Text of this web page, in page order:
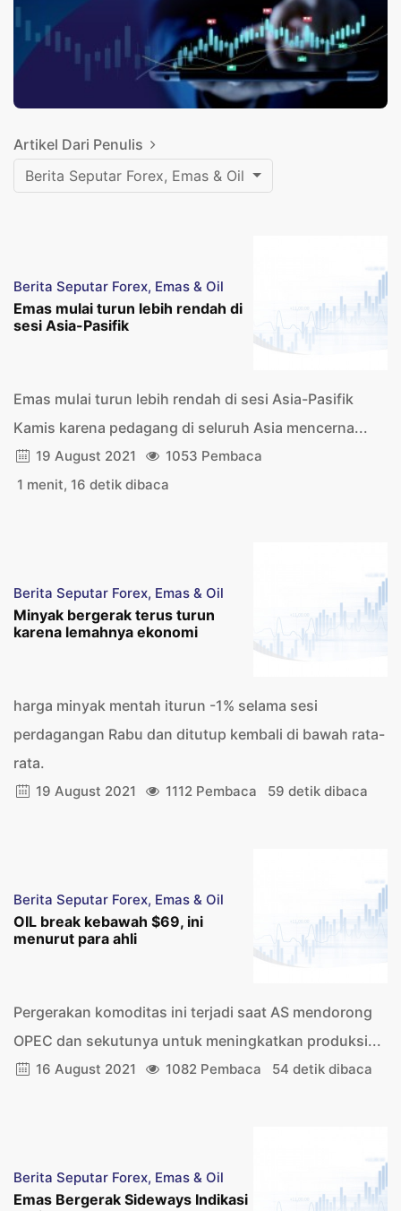
Artikel Dari Penulis
Berita Seputar Forex, Emas & Oil
Berita Seputar Forex, Emas & Oil
Emas mulai turun lebih rendah di
sesi Asia-Pasifik
Emas mulai turun lebih rendah di sesi Asia-Pasifik
Kamis karena pedagang di seluruh Asia mencerna...
19 August 2021
1053 Pembaca
1 menit, 16 detik dibaca
Berita Seputar Forex, Emas & Oil
Minyak bergerak terus turun
karena lemahnya ekonomi
harga minyak mentah iturun -1% selama sesi
perdagangan Rabu dan ditutup kembali di bawah rata-
rata.
19 August 2021 1112 Pembaca 59 detik dibaca
Berita Seputar Forex, Emas & Oil
OIL break kebawah $69, ini
menurut para ahli
Pergerakan komoditas ini terjadi saat AS mendorong
OPEC dan sekutunya untuk meningkatkan produksi...
16 August 2021 1082 Pembaca 54 detik dibaca
Berita Seputar Forex, Emas & Oil
Emas Bergerak Sideways Indikasi